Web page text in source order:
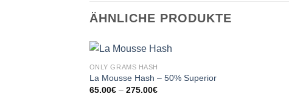
ÄHNLICHE PRODUKTE
ONLY GRAMS HASH
La Mousse Hash – 50% Superior
65.00€ – 275.00€Preisspanne: